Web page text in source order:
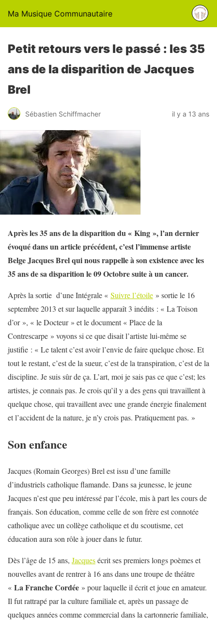
Ma Musique Communautaire
Petit retours vers le passé : les 35
ans de la disparition de Jacques
Brel
Sébastien Schiffmacher il y a 13 ans
Après les 35 ans de la disparition du « King », l’an dernier
évoqué dans un article précédent, c’est l’immense artiste
Belge Jacques Brel qui nous rappelle à son existence avec les
35 ans de sa disparition le 09 Octobre suite à un cancer.
Après la sortie d’une Intégrale « Suivre l’étoile » sortie le 16
septembre 2013 et sur laquelle apparaît 3 inédits : « La Toison
d’or », « le Docteur » et le document « Place de la
Contrescarpe » voyons si ce que disait l’artiste lui-même se
justifie : « Le talent c’est avoir l’envie de faire quelque chose. Et
tout le restant, c’est de la sueur, c’est de la transpiration, c’est de la
discipline. Je suis sûr de ça. L’art, moi je sais pas ce que c’est; les
artistes, je connais pas. Je crois qu’il y a des gens qui travaillent à
quelque chose, qui travaillent avec une grande énergie finalement
et l’accident de la nature, je n’y crois pas. Pratiquement pas. »
Son enfance
Jacques (Romain Georges) Brel est issu d’une famille
d’industriels catholique flamande. Dans sa jeunesse, le jeune
Jacques n’est que peu intéressé par l’école, mis à part les cours de
français. Son éducation, comme celle de son frère est connotée
catholique avec un collège catholique et du scoutisme, cet
éducation aura son rôle à jouer dans le futur.
Dès l’âge de 15 ans, Jacquesécrit ses premiers longs poèmes et
nouvelles avant de rentrer à 16 ans dans une troupe de théâtre
« La Franche Cordée » pour laquelle il écrit et joue en amateur.
Il fut rattrapé par la culture familiale et, après un passage de
quelques années comme commercial dans la cartonnerie familiale,